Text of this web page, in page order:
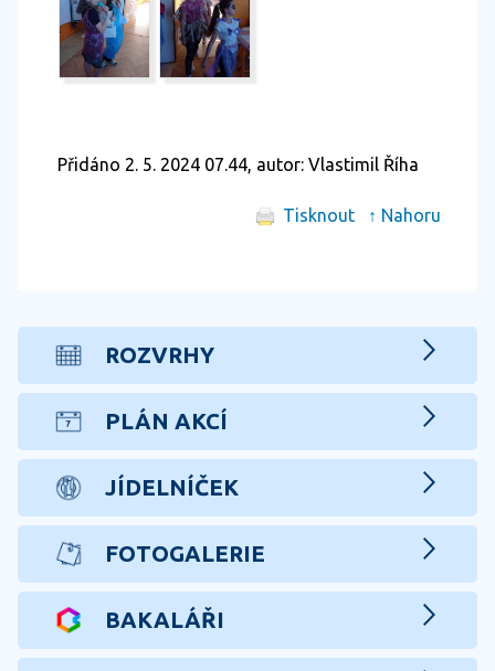
Přidáno 2. 5. 2024 07.44, autor: Vlastimil Říha
Tisknout ↑ Nahoru
ROZVRHY
PLÁN AKCÍ
JÍDELNÍČEK
FOTOGALERIE
BAKALÁŘI